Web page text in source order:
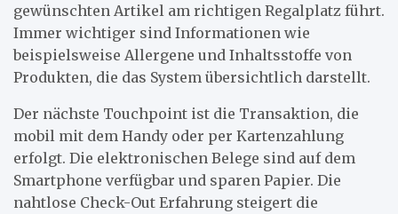
gewünschten Artikel am richtigen Regalplatz führt.
Immer wichtiger sind Informationen wie
beispielsweise Allergene und Inhaltsstoffe von
Produkten, die das System übersichtlich darstellt.
Der nächste Touchpoint ist die Transaktion, die
mobil mit dem Handy oder per Kartenzahlung
erfolgt. Die elektronischen Belege sind auf dem
Smartphone verfügbar und sparen Papier. Die
nahtlose Check-Out Erfahrung steigert die